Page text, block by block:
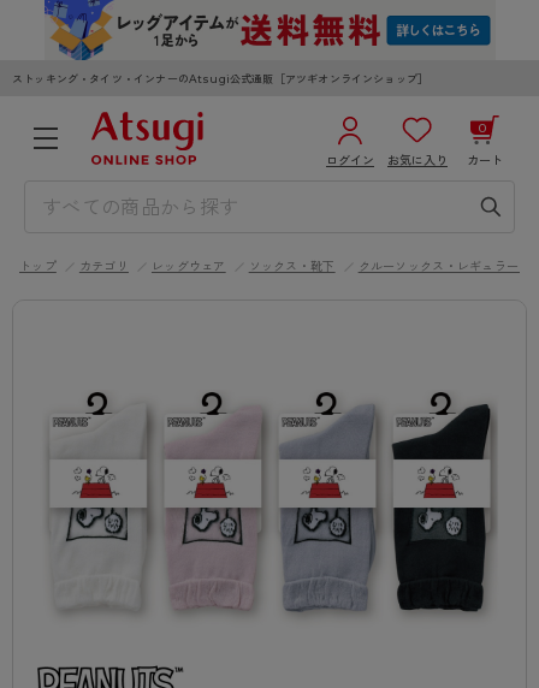
ストッキング・タイツ・インナーのAtsugi公式通販［アツギオンラインショップ］
ログイン お気に入り カート
0
3,980円以上のご購入で送料無料
WOMEN KIDS
レッグウェア
レッグウエア
レッグウエア
トップ カテゴリ レッグウェア ソックス・靴下 クルーソックス・レギュラーソ